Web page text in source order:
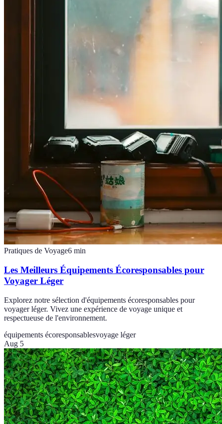
Pratiques de Voyage6 min
Les Meilleurs Équipements Écoresponsables pour
Voyager Léger
Explorez notre sélection d'équipements écoresponsables pour
voyager léger. Vivez une expérience de voyage unique et
respectueuse de l'environnement.
équipements écoresponsablesvoyage léger
Aug 5